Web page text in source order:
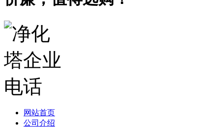
网站首页
公司介绍